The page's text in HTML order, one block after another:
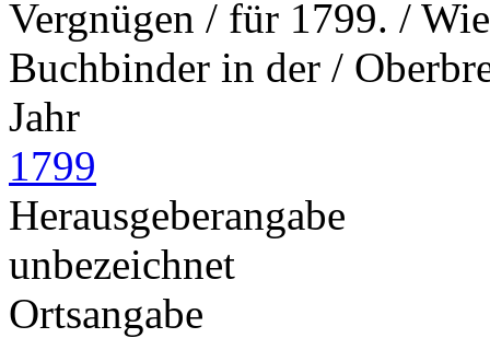
Vergnügen / für 1799. /
Buchbinder in der /
Jahr
1799
Herausgeberangabe
unbezeichnet
Ortsangabe